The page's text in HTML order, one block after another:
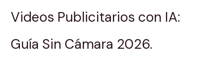
Videos Publicitarios con IA:
Guía Sin Cámara 2026.